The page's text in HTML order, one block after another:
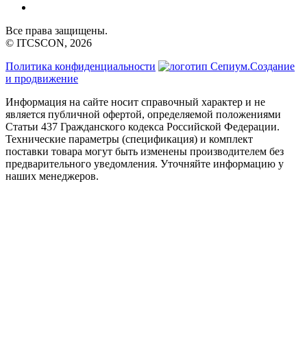
Все права защищены.
© ITCSCON, 2026
Политика конфиденциальности
Создание
и продвижение
Информация на сайте носит справочный характер и не
является публичной офертой, определяемой положениями
Статьи 437 Гражданского кодекса Российской Федерации.
Технические параметры (спецификация) и комплект
поставки товара могут быть изменены производителем без
предварительного уведомления. Уточняйте информацию у
наших менеджеров.